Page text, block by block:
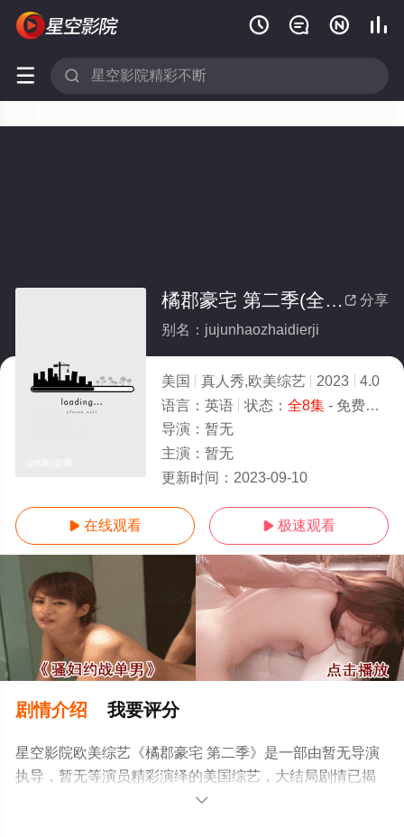
   
 
 分享
橘郡豪宅 第二季(全集)
别名：jujunhaozhaidierji
美国 真人秀,欧美综艺 2023
4.0
语言： 英语 状态： 全8集- 免费在线观看
导演： 暂无
主演： 暂无
更新时间： 2023-09-10
 在线观看  极速观看
剧情介绍 我要评分
星空影院欧美综艺《橘郡豪宅 第二季》是一部由暂无导演
执导，暂无等演员精彩演绎的美国综艺，大结局剧情已揭
晓（全8集），手机免费观看高清无删减完整版综艺节目就
